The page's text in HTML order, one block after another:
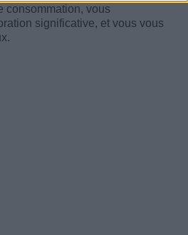
consommation, vous
significative, et vous vous